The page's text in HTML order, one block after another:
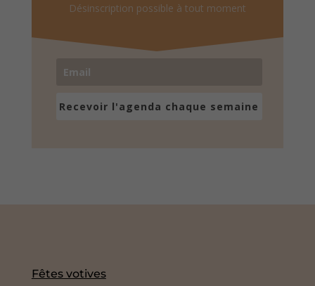
Désinscription possible à tout moment
Recevoir l'agenda chaque semaine
Fêtes votives